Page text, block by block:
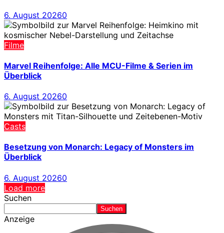
6. August 20260
Filme
Marvel Reihenfolge: Alle MCU-Filme & Serien im
Überblick
6. August 20260
Casts
Besetzung von Monarch: Legacy of Monsters im
Überblick
6. August 20260
Load more
Suchen
Suchen
Anzeige